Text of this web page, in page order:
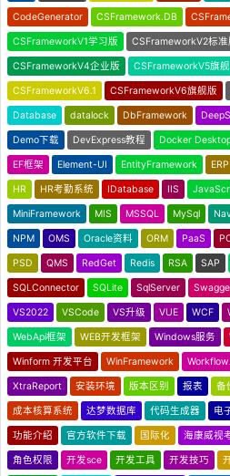
CodeGenerator CSFramework.DB
CSFrameworkV1学习版 CSFrameworkV2标准
CSFrameworkV4企业版 CSFrameworkV5旗
CSFrameworkV6.1 CSFrameworkV6旗舰版
Database datalock DbFramework
Demo下载 DevExpress教程 Docker
EF框架 Element-UI EntityFramework ERP
HR HR考勤系统 IDatabase IIS
MiniFramework MIS MSSQL MySql
NPM OMS Oracle资料 ORM PaaS
PSD QMS RedGet Redis RSA SAP
SQLConnector SQLite SqlServer
VS2022 VSCode VS升级 VUE WCF
WebApi框架 WEB开发框架 Windows服务
Winform 开发平台 WinFramework
XtraReport 安装环境 版本区别 报表 备
成本核算系统 达梦数据库 代码生成器 电
功能介绍 官方软件下载 国际化 海康威视
角色权限 开发sce 开发工具 开发技巧